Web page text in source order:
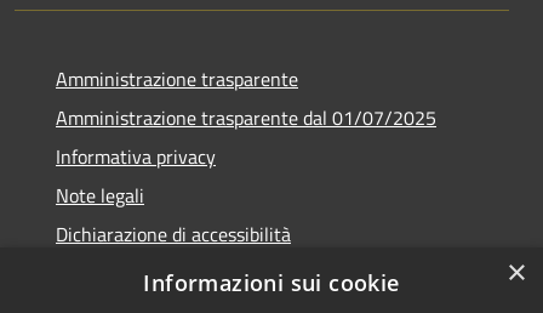
Amministrazione trasparente
Amministrazione trasparente dal 01/07/2025
Informativa privacy
Note legali
Dichiarazione di accessibilità
Whistleblowing
×
Informazioni sui cookie